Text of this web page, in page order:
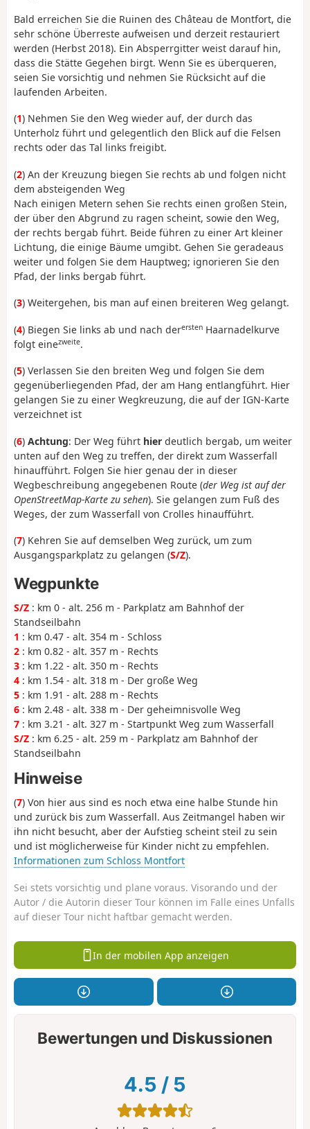
Bald erreichen Sie die Ruinen des Château de Montfort, die
sehr schöne Überreste aufweisen und derzeit restauriert
werden (Herbst 2018). Ein Absperrgitter weist darauf hin,
dass die Stätte Gegehen birgt. Wenn Sie es überqueren,
seien Sie vorsichtig und nehmen Sie Rücksicht auf die
laufenden Arbeiten.
(1) Nehmen Sie den Weg wieder auf, der durch das
Unterholz führt und gelegentlich den Blick auf die Felsen
rechts oder das Tal links freigibt.
(2) An der Kreuzung biegen Sie rechts ab und folgen nicht
dem absteigenden Weg
Nach einigen Metern sehen Sie rechts einen großen Stein,
der über den Abgrund zu ragen scheint, sowie den Weg,
der rechts bergab führt. Beide führen zu einer Art kleiner
Lichtung, die einige Bäume umgibt. Gehen Sie geradeaus
weiter und folgen Sie dem Hauptweg; ignorieren Sie den
Pfad, der links bergab führt.
(3) Weitergehen, bis man auf einen breiteren Weg gelangt.
(4) Biegen Sie links ab und nach derersten Haarnadelkurve
folgt einezweite.
(5) Verlassen Sie den breiten Weg und folgen Sie dem
gegenüberliegenden Pfad, der am Hang entlangführt. Hier
gelangen Sie zu einer Wegkreuzung, die auf der IGN-Karte
verzeichnet ist
(6) Achtung: Der Weg führt hier deutlich bergab, um weiter
unten auf den Weg zu treffen, der direkt zum Wasserfall
hinaufführt. Folgen Sie hier genau der in dieser
Wegbeschreibung angegebenen Route (der Weg ist auf der
OpenStreetMap-Karte zu sehen). Sie gelangen zum Fuß des
Weges, der zum Wasserfall von Crolles hinaufführt.
(7) Kehren Sie auf demselben Weg zurück, um zum
Ausgangsparkplatz zu gelangen (S/Z).
Wegpunkte
S/Z : km 0 - alt. 256 m - Parkplatz am Bahnhof der
Standseilbahn
1 : km 0.47 - alt. 354 m - Schloss
2 : km 0.82 - alt. 357 m - Rechts
3 : km 1.22 - alt. 350 m - Rechts
4 : km 1.54 - alt. 318 m - Der große Weg
5 : km 1.91 - alt. 288 m - Rechts
6 : km 2.48 - alt. 338 m - Der geheimnisvolle Weg
7 : km 3.21 - alt. 327 m - Startpunkt Weg zum Wasserfall
S/Z : km 6.25 - alt. 259 m - Parkplatz am Bahnhof der
Standseilbahn
Hinweise
(7) Von hier aus sind es noch etwa eine halbe Stunde hin
und zurück bis zum Wasserfall. Aus Zeitmangel haben wir
ihn nicht besucht, aber der Aufstieg scheint steil zu sein
und ist möglicherweise für Kinder nicht zu empfehlen.
Informationen zum Schloss Montfort
Sei stets vorsichtig und plane voraus. Visorando und der
Autor / die Autorin dieser Tour können im Falle eines Unfalls
auf dieser Tour nicht haftbar gemacht werden.
In der mobilen App anzeigen
Bewertungen und Diskussionen
4.5 / 5